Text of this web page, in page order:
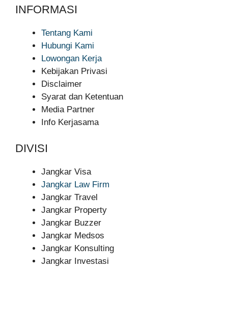
INFORMASI
Tentang Kami
Hubungi Kami
Lowongan Kerja
Kebijakan Privasi
Disclaimer
Syarat dan Ketentuan
Media Partner
Info Kerjasama
DIVISI
Jangkar Visa
Jangkar Law Firm
Jangkar Travel
Jangkar Property
Jangkar Buzzer
Jangkar Medsos
Jangkar Konsulting
Jangkar Investasi